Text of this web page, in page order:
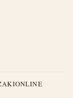
ONLINE